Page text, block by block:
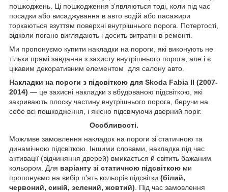
пошкоджень. Ці пошкодження з'являються тоді, коли під час
посадки або висаджування в авто водій або пасажири
торкаються взуттям поверхні внутрішнього порога. Потертості,
відколи погано виглядають і досить витратні в ремонті.
Ми пропонуємо купити накладки на пороги, які виконують не
тільки прямі завдання з захисту внутрішнього порога, але і є
цікавим декоративним елементом для салону авто.
Накладки на пороги з підсвіткою для Skoda Fabia II (2007-
2014) — це захисні накладки з вбудованою підсвіткою, які
закривають плоску частину внутрішнього порога, беручи на
себе всі пошкодження, і якісно підсвічуючи дверний поріг.
Особливості.
Можливе замовлення накладок на пороги зі статичною та
динамічною підсвіткою. Іншими словами, накладка під час
активації (відчиняння дверей) вмикається й світить бажаним
кольором. Для варіанту зі статичною підсвіткою ми
пропонуємо на вибір п'ять кольорів підсвітки (білий,
червоний, синій, зелений, жовтий) . Під час замовлення